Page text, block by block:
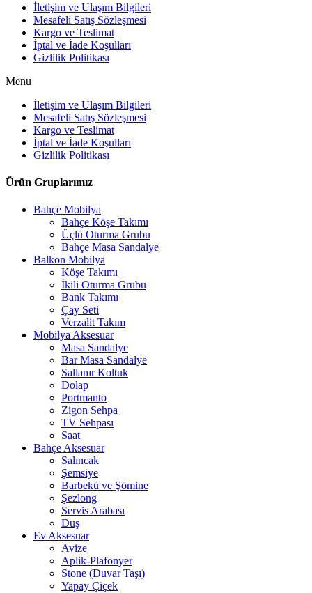
İletişim ve Ulaşım Bilgileri
Mesafeli Satış Sözleşmesi
Kargo ve Teslimat
İptal ve İade Koşulları
Gizlilik Politikası
Menu
İletişim ve Ulaşım Bilgileri
Mesafeli Satış Sözleşmesi
Kargo ve Teslimat
İptal ve İade Koşulları
Gizlilik Politikası
Ürün Gruplarımız
Bahçe Mobilya
Bahçe Köşe Takımı
Üçlü Oturma Grubu
Bahçe Masa Sandalye
Balkon Mobilya
Köşe Takımı
İkili Oturma Grubu
Bank Takımı
Çay Seti
Verzalit Takım
Mobilya Aksesuar
Masa Sandalye
Bar Masa Sandalye
Sallanır Koltuk
Dolap
Portmanto
Zigon Sehpa
TV Sehpası
Saat
Bahçe Aksesuar
Salıncak
Şemsiye
Barbekü ve Şömine
Şezlong
Servis Arabası
Duş
Ev Aksesuar
Avize
Aplik-Plafonyer
Stone (Duvar Taşı)
Yapay Çiçek